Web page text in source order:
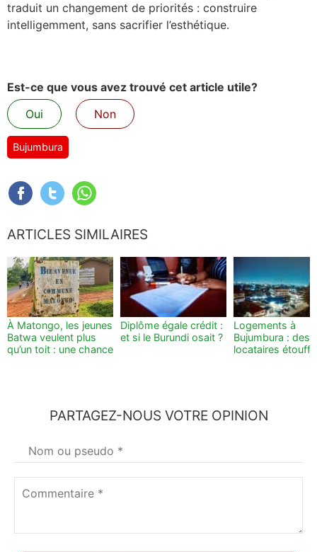
traduit un changement de priorités : construire
intelligemment, sans sacrifier l’esthétique.
Est-ce que vous avez trouvé cet article utile?
Oui
Non
Bujumbura
ARTICLES SIMILAIRES
À Matongo, les jeunes
Batwa veulent plus
qu’un toit : une chance
Diplôme égale crédit :
et si le Burundi osait ?
Logements à
Bujumbura : des
locataires
PARTAGEZ-NOUS VOTRE OPINION
Votre
nom*
Commentaire